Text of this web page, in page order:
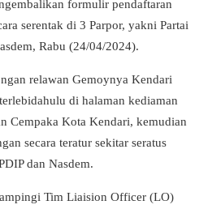
formulir pendaftaran
serentak di 3 Parpor, yakni Partai
Rabu (24/04/2024).
relawan Gemoynya Kendari
di halaman kediaman
Cempaka Kota Kendari, kemudian
secara teratur sekitar seratus
dan Nasdem.
Tim Liaision Officer (LO)